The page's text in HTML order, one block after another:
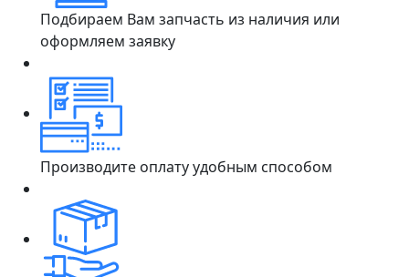
Подбираем Вам запчасть из наличия или
оформляем заявку
Производите оплату удобным способом